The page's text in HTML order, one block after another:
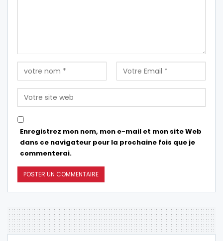
Enregistrez mon nom, mon e-mail et mon site Web
dans ce navigateur pour la prochaine fois que je
commenterai.